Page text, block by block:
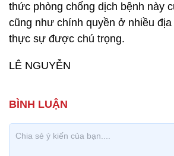
thức phòng chống dịch bệnh này
cũng như chính quyền ở nhiều
thực sự được chú trọng.
LÊ NGUYỄN